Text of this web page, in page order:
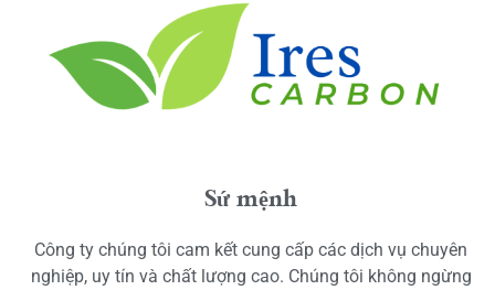
Sứ mệnh
Công ty chúng tôi cam kết cung cấp các dịch vụ chuyên
nghiệp, uy tín và chất lượng cao. Chúng tôi không ngừng